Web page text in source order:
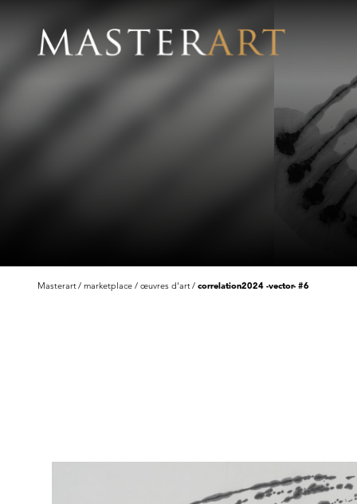
Masterart marketplace œuvres d'art correlation2024 -vector- #6